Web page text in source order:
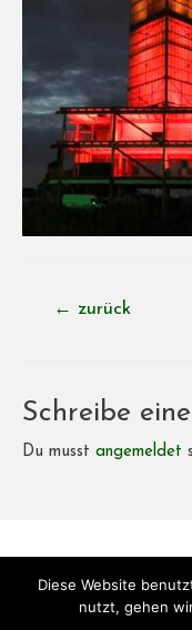
← zurück
Schreibe
Du musst angemeldet
Diese Website
nutzt, gehen